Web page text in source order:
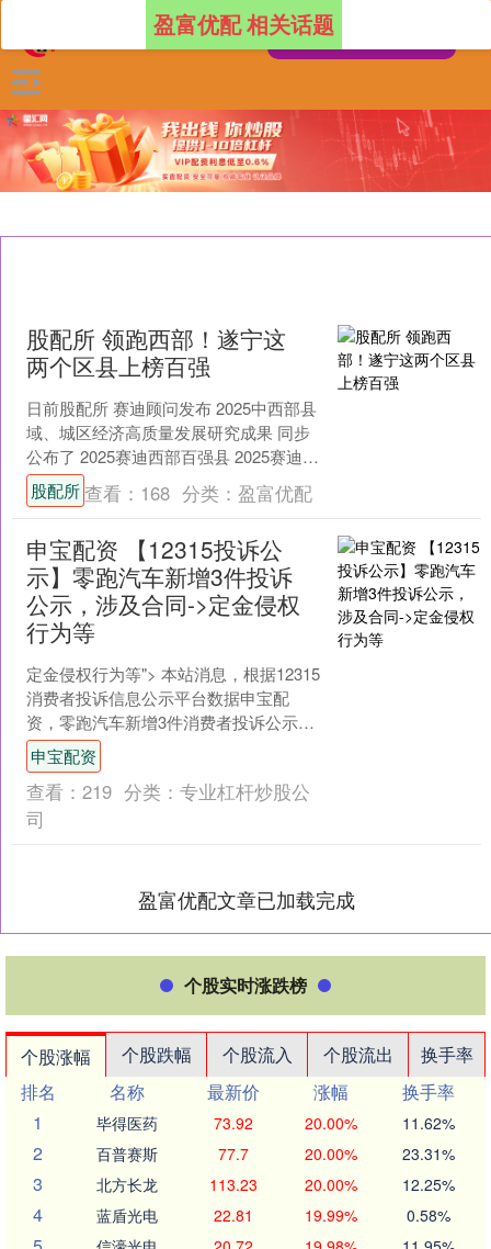
盈富优配 相关话题
股配所 领跑西部！遂宁这
两个区县上榜百强
日前股配所 赛迪顾问发布 2025中西部县
域、城区经济高质量发展研究成果 同步
公布了 2025赛迪西部百强县 2025赛迪西
部百强区 其中，四川共有 35个县（....
股配所查看： 168 分类： 盈富优配
申宝配资 【12315投诉公
示】零跑汽车新增3件投诉
公示，涉及合同->定金侵权
行为等
定金侵权行为等"> 本站消息，根据12315
消费者投诉信息公示平台数据申宝配
资，零跑汽车新增3件消费者投诉公示，
详情如下： 被投诉企业：浙江零跑汽车
销售服务有限....
申宝配资
查看： 219 分类： 专业杠杆炒股公
司
盈富优配文章已加载完成
个股实时涨跌榜
个股涨幅 个股跌幅 个股流入 个股流出
换手率
排名
名称 最新价 涨幅
换手率
1
毕得医药 73.92 20.00% 11.62%
2 百普赛斯 77.7 20.00% 23.31%
3 北方长龙 113.23 20.00% 12.25%
4 蓝盾光电 22.81 19.99% 0.58%